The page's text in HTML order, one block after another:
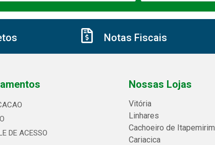
Notas Fiscais
DE ACESSO
Nossas Lojas
Vitória
Linhares
Cachoeiro de Itapemirim
Cariacica